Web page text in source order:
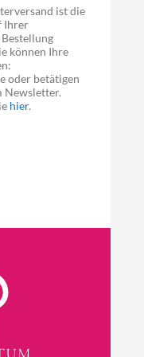
ist die
Ihrer
können Ihre
oder betätigen
Newsletter.
hier.